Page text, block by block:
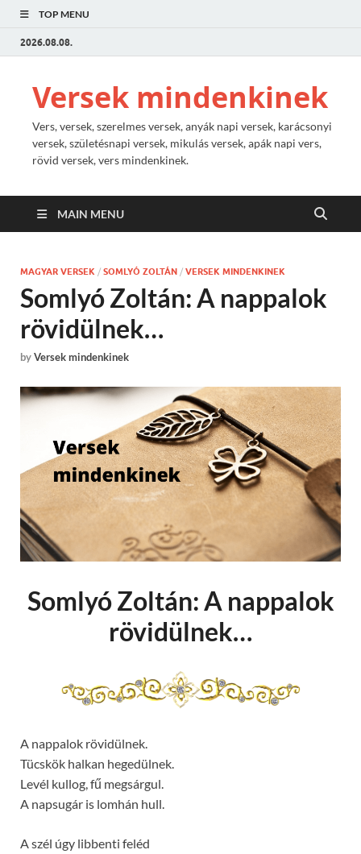
TOP MENU
2026.08.08.
Versek mindenkinek
Vers, versek, szerelmes versek, anyák napi versek, karácsonyi
versek, születésnapi versek, mikulás versek, apák napi vers,
rövid versek, vers mindenkinek.
MAIN MENU
MAGYAR VERSEK / SOMLYÓ ZOLTÁN / VERSEK MINDENKINEK
Somlyó Zoltán: A nappalok
rövidülnek…
byVersek mindenkinek
Somlyó Zoltán: A nappalok
rövidülnek…
A nappalok rövidülnek.
Tücskök halkan hegedülnek.
Levél kullog, fű megsárgul.
A napsugár is lomhán hull.
A szél úgy libbenti feléd